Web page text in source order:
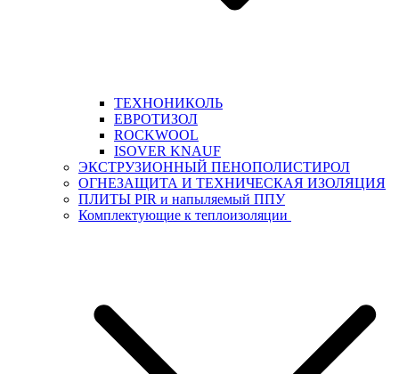
ТЕХНОНИКОЛЬ
ЕВРОТИЗОЛ
ROCKWOOL
ISOVER KNAUF
ЭКСТРУЗИОННЫЙ ПЕНОПОЛИСТИРОЛ
ОГНЕЗАЩИТА И ТЕХНИЧЕСКАЯ ИЗОЛЯЦИЯ
ПЛИТЫ PIR и напыляемый ППУ
Комплектующие к теплоизоляции